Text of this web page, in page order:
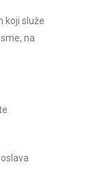
koji služe
na